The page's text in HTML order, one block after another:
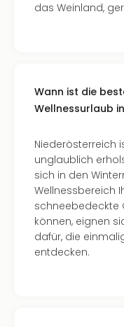
das Weinland,
Wann ist die
Wellnessurlaub
Niederösterreich
unglaublich
sich in den
Wellnessbereich
schneebedeckte
können, eignen
dafür, die
entdecken.